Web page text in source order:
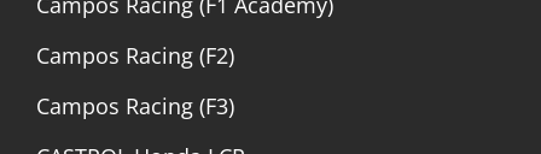
Campos Racing (F2)
Campos Racing (F3)